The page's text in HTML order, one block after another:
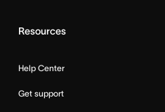
Resources
Help Center
Get support